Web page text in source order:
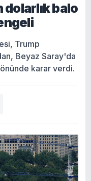
dolarlık balo
Trump
Beyaz Saray'da
karar verdi.